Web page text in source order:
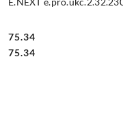
Cena:
75.34
Cena:
75.34